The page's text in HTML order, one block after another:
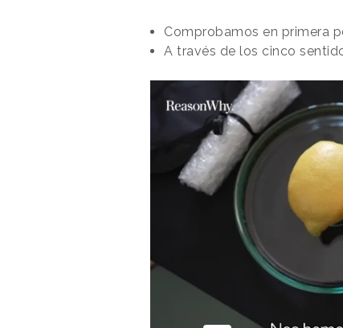
Comprobamos en primera
A través de los cinco